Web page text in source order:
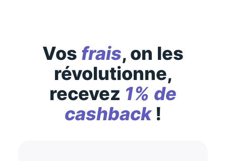
Vos frais, on les
révolutionne,
recevez 1% de
cashback!